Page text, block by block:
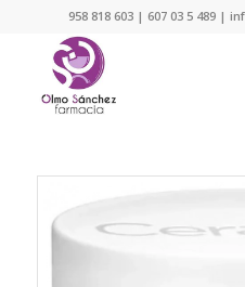
958 818 603 | 607 03 5 489 |